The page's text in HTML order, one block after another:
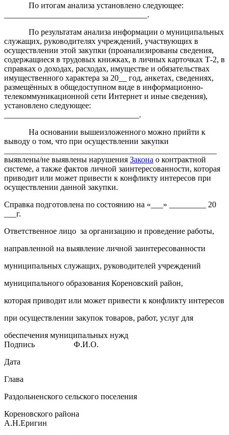
По итогам анализа установлено следующее:
___________________________________.
По результатам анализа информации о муниципальных
служащих, руководителях учреждений, участвующих в
осуществлении этой закупки (проанализированы сведения,
содержащиеся в трудовых книжках, в личных карточках Т-2, в
справках о доходах, расходах, имуществе и обязательствах
имущественного характера за 20__ год, анкетах, сведениях,
размещённых в общедоступном виде в информационно-
телекоммуникационной сети Интернет и иные сведения),
установлено следующее:
_________________________________.
На основании вышеизложенного можно прийти к
выводу о том, что при осуществлении закупки
выявлены/не выявлены нарушения Закона о контрактной
системе, а также фактов личной заинтересованности, которая
приводит или может привести к конфликту интересов при
осуществлении данной закупки.
Справка подготовлена по состоянию на «___» _________ 20
___г.
Ответственное лицо за организацию и проведение работы,
направленной на выявление личной заинтересованности
муниципальных служащих, руководителей учреждений
муниципального образования Кореновский район,
которая приводит или может привести к конфликту интересов
при осуществлении закупок товаров, работ, услуг для
обеспечения муниципальных нужд
Подпись Ф.И.О.
Дата
Глава
Раздольненского сельского поселения
Кореновского района
А.Н.Еригин